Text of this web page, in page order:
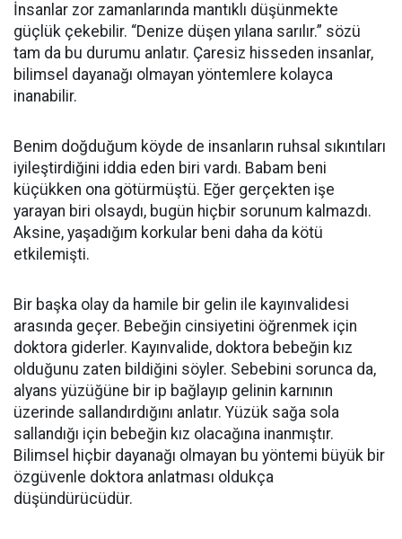
İnsanlar zor zamanlarında mantıklı düşünmekte
güçlük çekebilir. “Denize düşen yılana sarılır.” sözü
tam da bu durumu anlatır. Çaresiz hisseden insanlar,
bilimsel dayanağı olmayan yöntemlere kolayca
inanabilir.
Benim doğduğum köyde de insanların ruhsal sıkıntıları
iyileştirdiğini iddia eden biri vardı. Babam beni
küçükken ona götürmüştü. Eğer gerçekten işe
yarayan biri olsaydı, bugün hiçbir sorunum kalmazdı.
Aksine, yaşadığım korkular beni daha da kötü
etkilemişti.
Bir başka olay da hamile bir gelin ile kayınvalidesi
arasında geçer. Bebeğin cinsiyetini öğrenmek için
doktora giderler. Kayınvalide, doktora bebeğin kız
olduğunu zaten bildiğini söyler. Sebebini sorunca da,
alyans yüzüğüne bir ip bağlayıp gelinin karnının
üzerinde sallandırdığını anlatır. Yüzük sağa sola
sallandığı için bebeğin kız olacağına inanmıştır.
Bilimsel hiçbir dayanağı olmayan bu yöntemi büyük bir
özgüvenle doktora anlatması oldukça
düşündürücüdür.